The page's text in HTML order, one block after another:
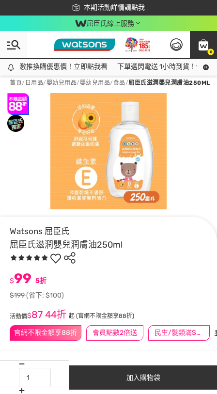
本期活動詳情請點我
下載app最高回饋$350
屈臣氏線上服務
0
激推換購優惠價！立即點我看
激推換購優惠價！立即點我看 下單選閃電送 1小時到貨！領神
首頁/ 日用品/嬰幼兒用品/嬰幼兒用品/食品/屈臣氏滋潤嬰兒潤膚油250ML
Watsons 屈臣氏
屈臣氏滋潤嬰兒潤膚油250ml
官網不限金額享88折 會員點數2倍送 民生/髮類滿$388送舒潔冰巾
$99 5折
$199(省下: $100)
活動價$87 44折 起 (官網不限金額享88折)
加入購物袋